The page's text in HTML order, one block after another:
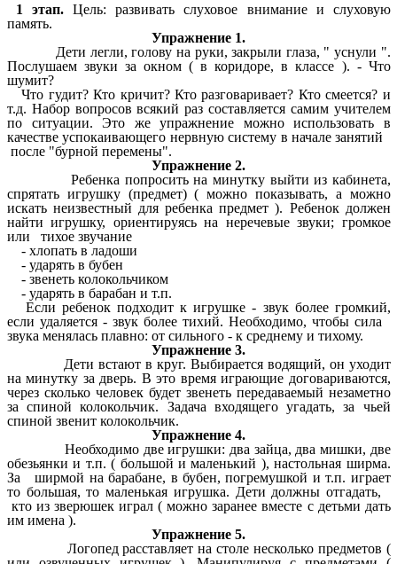
1 этап. Цель: развивать слуховое внимание и слуховую
память.
Упражнение 1.
Дети легли, голову на руки, закрыли глаза, " уснули ".
Послушаем звуки за окном ( в коридоре, в классе ). - Что
шумит?
Что гудит? Кто кричит? Кто разговаривает? Кто смеется? и
т.д. Набор вопросов всякий раз составляется самим учителем
по ситуации. Это же упражнение можно использовать в
качестве успокаивающего нервную систему в начале занятий
после "бурной перемены".
Упражнение 2.
Ребенка попросить на минутку выйти из кабинета,
спрятать игрушку (предмет) ( можно показывать, а можно
искать неизвестный для ребенка предмет ). Ребенок должен
найти игрушку, ориентируясь на неречевые звуки; громкое
или тихое звучание
- хлопать в ладоши
- ударять в бубен
- звенеть колокольчиком
- ударять в барабан и т.п.
Если ребенок подходит к игрушке - звук более громкий,
если удаляется - звук более тихий. Необходимо, чтобы сила
звука менялась плавно: от сильного - к среднему и тихому.
Упражнение 3.
Дети встают в круг. Выбирается водящий, он уходит
на минутку за дверь. В это время играющие договариваются,
через сколько человек будет звенеть передаваемый незаметно
за спиной колокольчик. Задача входящего угадать, за чьей
спиной звенит колокольчик.
Упражнение 4.
Необходимо две игрушки: два зайца, два мишки, две
обезьянки и т.п. ( большой и маленький ), настольная ширма.
За ширмой на барабане, в бубен, погремушкой и т.п. играет
то большая, то маленькая игрушка. Дети должны отгадать,
кто из зверюшек играл ( можно заранее вместе с детьми дать
им имена ).
Упражнение 5.
Логопед расставляет на столе несколько предметов (